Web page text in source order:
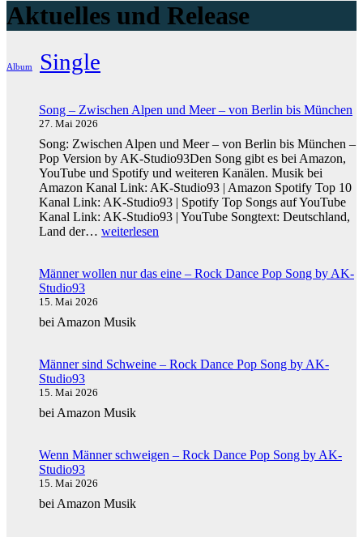
Aktuelles und Release
Album Single
Song – Zwischen Alpen und Meer – von Berlin bis München
27. Mai 2026
Song: Zwischen Alpen und Meer – von Berlin bis München –
Pop Version by AK-Studio93Den Song gibt es bei Amazon,
YouTube und Spotify und weiteren Kanälen. Musik bei
Amazon Kanal Link: AK-Studio93 | Amazon Spotify Top 10
Kanal Link: AK-Studio93 | Spotify Top Songs auf YouTube
Kanal Link: AK-Studio93 | YouTube Songtext: Deutschland,
Land der… Song
Alpen
–
bis
weiterlesen
Männer wollen nur das eine – Rock Dance Pop Song by AK-
Studio93
15. Mai 2026
bei Amazon Musik
Männer sind Schweine – Rock Dance Pop Song by AK-
Studio93
15. Mai 2026
bei Amazon Musik
Wenn Männer schweigen – Rock Dance Pop Song by AK-
Studio93
15. Mai 2026
bei Amazon Musik